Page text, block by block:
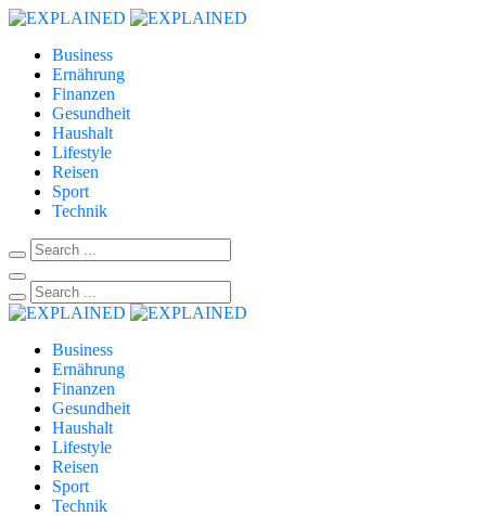
Business
Ernährung
Finanzen
Gesundheit
Haushalt
Lifestyle
Reisen
Sport
Technik
Business
Ernährung
Finanzen
Gesundheit
Haushalt
Lifestyle
Reisen
Sport
Technik